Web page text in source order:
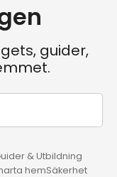
guider,
& Utbildning
hemSäkerhet